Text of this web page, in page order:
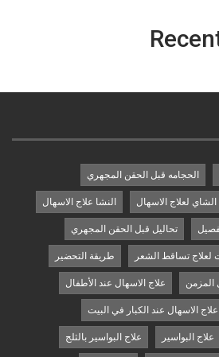
الحجامه قبل الحقن المجهري
الشاي لعلاج الاسهال النشا علاج الاسهال
تحاليل قبل الحقن المجهري
لعلاج تساقط الشعر طريقة التحضير
المزمن علاج الاسهال عند الأطفال
علاج الاسهال عند الكبار في البيت
علاج البواسير علاج البواسير بالثلج